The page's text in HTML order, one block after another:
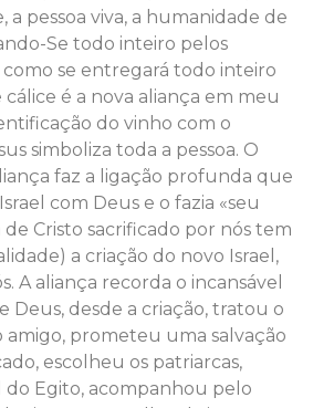
a pessoa viva, a humanidade de
Se todo inteiro pelos
se entregará todo inteiro
cálice é a nova aliança em meu
do vinho com o
simboliza toda a pessoa. O
faz a ligação profunda que
com Deus e o fazia «seu
de Cristo sacrificado por nós tem
a criação do novo Israel,
A aliança recorda o incansável
Deus, desde a criação, tratou o
amigo, prometeu uma salvação
escolheu os patriarcas,
do Egito, acompanhou pelo